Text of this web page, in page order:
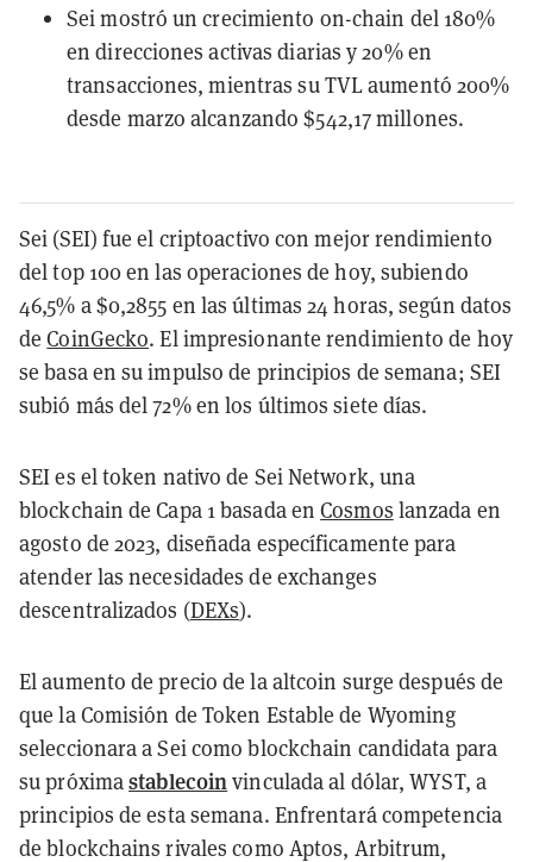
Sei mostró un crecimiento on-chain del 180%
en direcciones activas diarias y 20% en
transacciones, mientras su TVL aumentó 200%
desde marzo alcanzando $542,17 millones.
Sei (SEI) fue el criptoactivo con mejor rendimiento
del top 100 en las operaciones de hoy, subiendo
46,5% a $0,2855 en las últimas 24 horas, según datos
deCoinGecko. El impresionante rendimiento de hoy
se basa en su impulso de principios de semana; SEI
subió más del 72% en los últimos siete días.
SEI es el token nativo de Sei Network, una
blockchain de Capa 1 basada enCosmos lanzada en
agosto de 2023, diseñada específicamente para
atender las necesidades de exchanges
descentralizados (DEXs).
El aumento de precio de la altcoin surge después de
que la Comisión de Token Estable de Wyoming
seleccionara a Sei como blockchain candidata para
su próximastablecoin vinculada al dólar, WYST, a
principios de esta semana. Enfrentará competencia
de blockchains rivales como Aptos, Arbitrum,